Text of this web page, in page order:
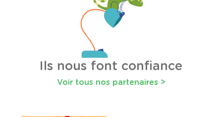
Ils nous font confiance
Voir tous nos partenaires >